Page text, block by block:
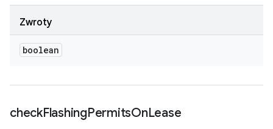
Zwroty
boolean
checkFlashingPermitsOnLease